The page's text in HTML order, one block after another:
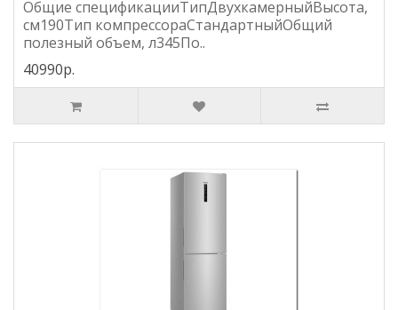
Общие спецификацииТипДвухкамерныйВысота,
см190Тип компрессораСтандартныйОбщий
полезный объем, л345По..
40990р.